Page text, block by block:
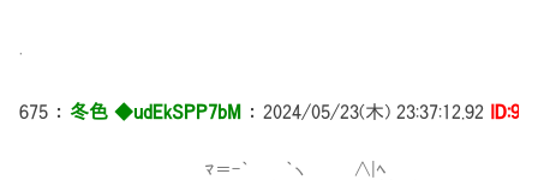
675 ： 冬色 ◆udEkSPP7bM ： 2024/05/23(木) 23:37:12.92
ﾏ＝-｀ ｀ヽ ∧|ﾍ